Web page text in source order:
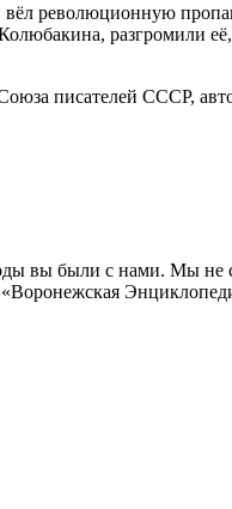
революционную
разгромили
писателей СССР,
вы были с нами. Мы